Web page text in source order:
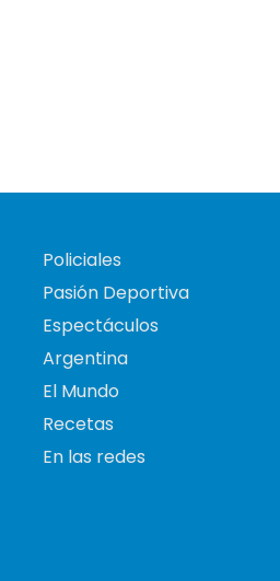
Policiales
Pasión Deportiva
Espectáculos
Argentina
El Mundo
Recetas
En las redes